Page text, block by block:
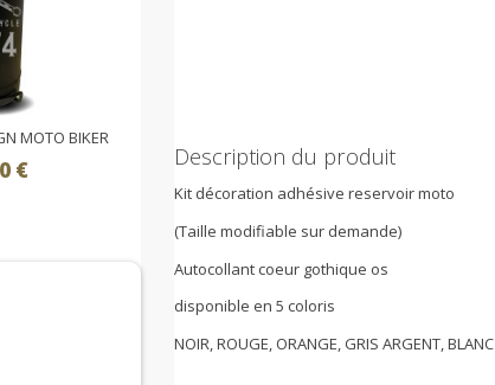
MOTO BIKER
€ Description du produit
Kit décoration adhésive reservoir moto
(Taille modifiable sur demande)
Autocollant coeur gothique os
disponible en 5 coloris
NOIR, ROUGE, ORANGE, GRIS ARGENT, BLANC